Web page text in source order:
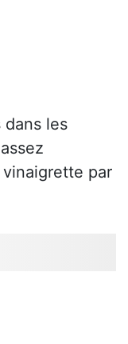
dans les
par